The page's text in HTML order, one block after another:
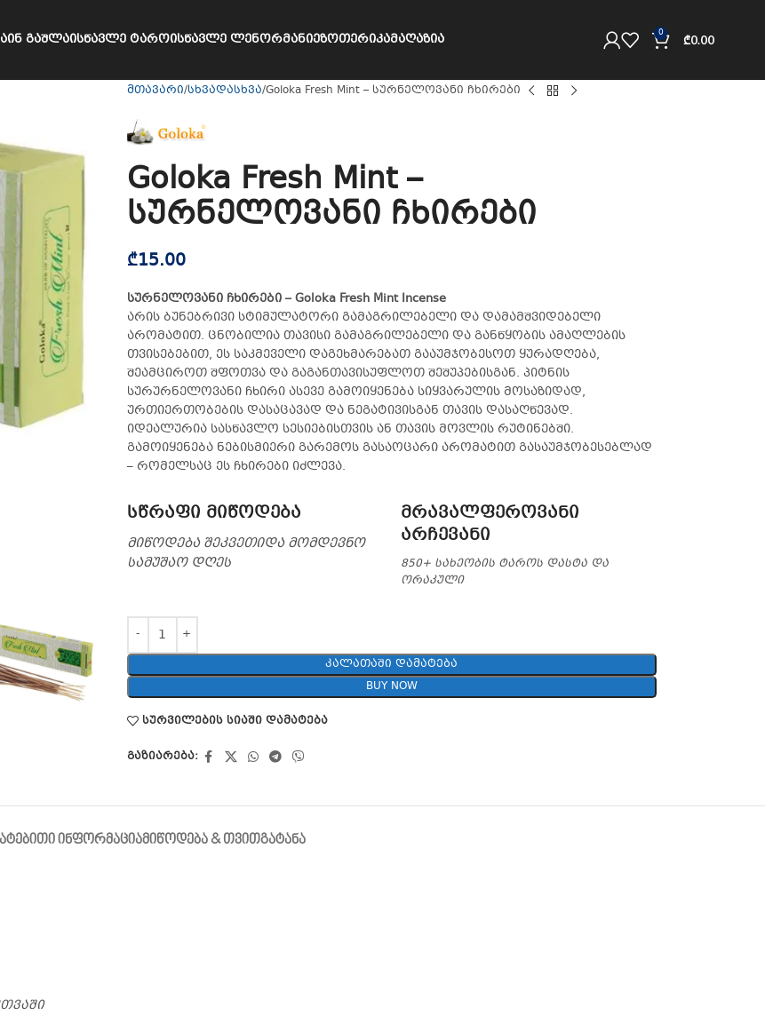
ᲒᲐᲨᲚᲐᲘᲡᲬᲐᲕᲚᲔ ᲢᲐᲠᲝᲘᲡᲬᲐᲕᲚᲔ ᲚᲔᲜᲝᲠᲛᲐᲜᲘᲔᲖᲝᲗᲔᲠᲘᲙᲐᲛᲐᲦᲐᲖᲘᲐ 0 ₾0.00
მთავარი სხვადასხვა Goloka Fresh Mint – სურნელოვანი ჩხირები
Goloka Fresh Mint –
სურნელოვანი ჩხირები
₾15.00
სურნელოვანი ჩხირები – Goloka Fresh Mint Incense
არის ბუნებრივი სტიმულატორი გამაგრილებელი და დამამშვიდებელი
არომატით. ცნობილია თავისი გამაგრილებელი და განწყობის ამაღლების
თვისებებით, ეს საკმეველი დაგეხმარებათ გააუმჯობესოთ ყურადღება,
შეამციროთ შფოთვა და გაგანთავისუფლოთ შეშუპებისგან. პიტნის
სურურნელოვანი ჩხირი ასევე გამოიყენება სიყვარულის მოსაზიდად,
ურთიერთობების დასაცავად და ნეგატივისგან თავის დასაღწევად.
იდეალურია სასწავლო სესიებისთვის ან თავის მოვლის რუტინებში.
გამოიყენება ნებისმიერი გარემოს გასაოცარი არომატით გასაუმჯობესებლად
– რომელსაც ეს ჩხირები იძლევა.
სწრაფი მიწოდება
მიწოდება შეკვეთიდა მომდევნო
სამუშაო დღეს
მრავალფეროვანი
არჩევანი
850+ სახეობის ტაროს დასტა და
ორაკული
ᲙᲐᲚᲐᲗᲐᲨᲘ ᲓᲐᲛᲐᲢᲔᲑᲐ
BUY NOW
სურვილების სიაში დამატება
გაზიარება:
ᲘᲜᲤᲝᲠᲛᲐᲪᲘᲐᲛᲘᲬᲝᲓᲔᲑᲐ & ᲗᲕᲘᲗᲒᲐᲢᲐᲜᲐ